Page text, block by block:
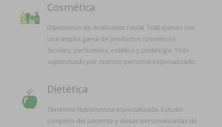
Cosmética
Diponemos de Analizador Facial. Trabajamos con
una amplia gama de productos cosméticos
faciales, perfumería, estética y podología. Todo
supervisado por nuestro personal especializado.
Dietética
Tenemos Nutricionista especializada. Estudio
completo del paciente y dietas personalizadas de